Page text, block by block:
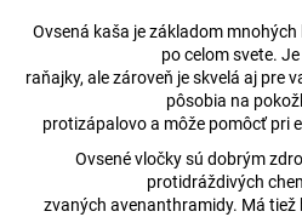
Ovsená kaša je základom
po celom svete.
raňajky, ale zároveň je skvelá aj pre
pôsobia na
protizápalovo a môže pomôcť pri
Ovsené vločky sú dobrým
protidráždivých
zvaných avenanthramidy. Má